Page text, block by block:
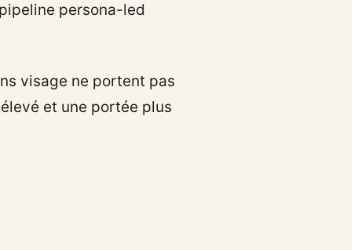
persona-led
visage ne portent pas
et une portée plus